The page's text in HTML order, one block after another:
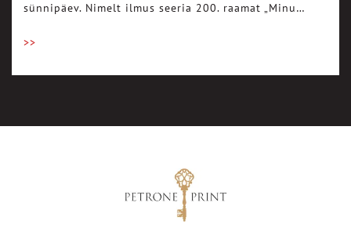
sünnipäev. Nimelt ilmus seeria 200. raamat „Minu…
>>